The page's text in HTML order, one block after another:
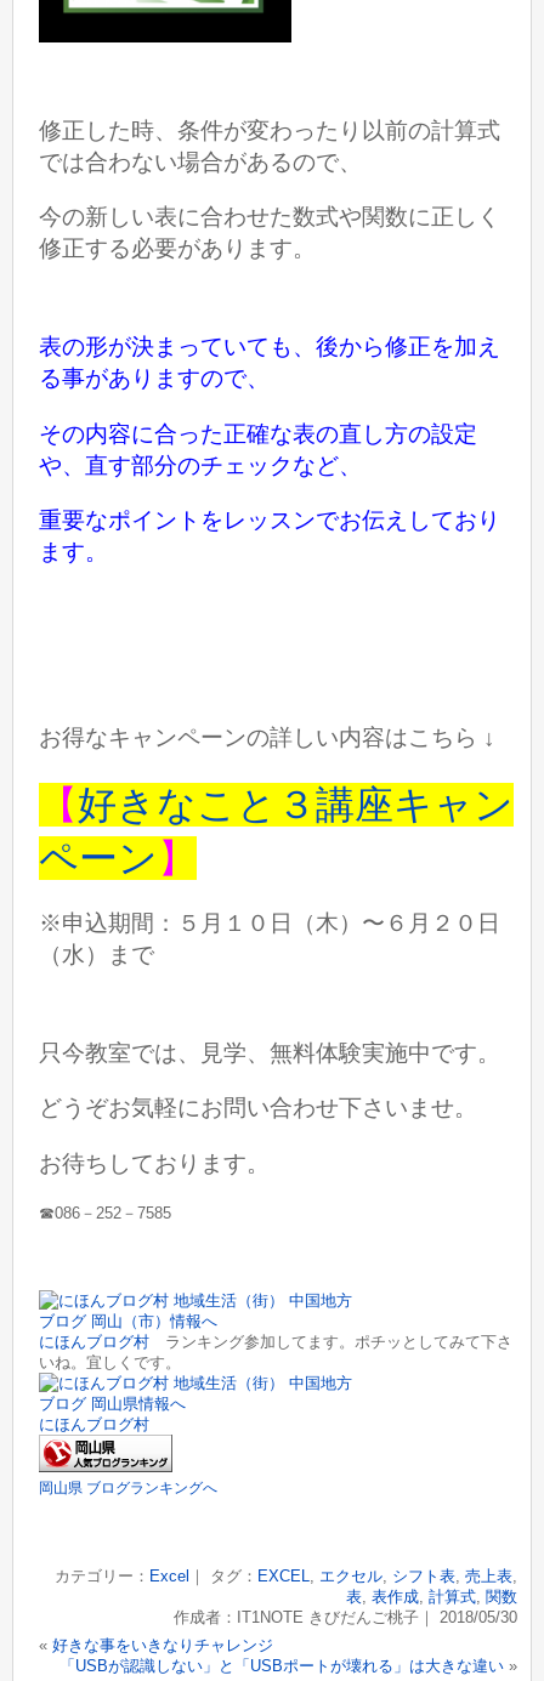
修正した時、条件が変わったり以前の計算式
では合わない場合があるので、
今の新しい表に合わせた数式や関数に正しく
修正する必要があります。
表の形が決まっていても、後から修正を加え
る事がありますので、
その内容に合った正確な表の直し方の設定
や、 直す部分のチェックなど、
重要なポイントをレッスンでお伝えしており
ます。
お得なキャンペーンの詳しい内容はこちら ↓
【好きなこと３講座キャン
ペーン 】
※申込期間：５月１０日（木）〜６月２０日
（水）まで
只今教室では、見学、無料体験実施中です。
どうぞお気軽にお問い合わせ下さいませ。
お待ちしております。
☎086－252－7585
にほんブログ村 ランキング参加してます。ポチッとしてみて下さ
いね。宜しくです。
にほんブログ村
岡山県 ブログランキングへ
カテゴリー： Excel ｜ タグ： EXCEL エクセル, シフト表, 売上表,
表, 表作成, 計算式, 関数
作成者：IT1NOTE きびだんご桃子｜ 2018/05/30
«好きな事をいきなりチャレンジ
「USBが認識しない」と「USBポートが壊れる」は大きな違い»